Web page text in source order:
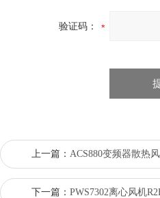
验证码：
上一篇： ACS880变频器散热
下一篇： PWS7302离心风机